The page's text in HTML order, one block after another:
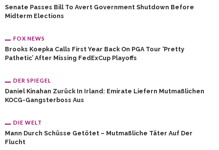
Senate Passes Bill To Avert Government Shutdown Before
Midterm Elections
FOX NEWS
Brooks Koepka Calls First Year Back On PGA Tour ‘pretty
Pathetic’ After Missing FedExCup Playoffs
DER SPIEGEL
Daniel Kinahan Zurück In Irland: Emirate Liefern Mutmaßlichen
KOCG-Gangsterboss Aus
DIE WELT
Mann Durch Schüsse Getötet – Mutmaßliche Täter Auf Der
Flucht